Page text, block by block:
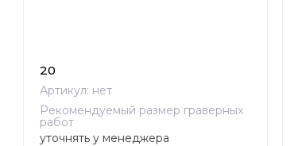
20
Артикул: нет
Рекомендуемый размер граверных
работ
уточнять у менеджера